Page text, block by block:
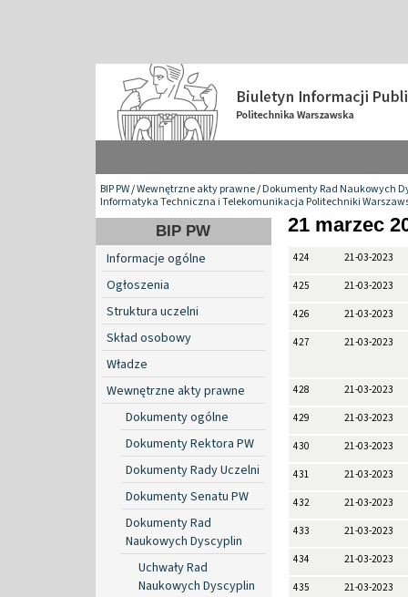
BIP PW/Wewnętrzne akty prawne/Dokumenty Rad Naukowych
Informatyka Techniczna i Telekomunikacja Politechniki
BIP PW
Informacje ogólne
Ogłoszenia
Struktura uczelni
Skład osobowy
Władze
Wewnętrzne akty prawne
Dokumenty ogólne
Dokumenty Rektora PW
Dokumenty Rady Uczelni
Dokumenty Senatu PW
Dokumenty Rad
Naukowych Dyscyplin
Uchwały Rad
Naukowych Dyscyplin
21 marzec
424 21-03-2023
425 21-03-2023
426 21-03-2023
427 21-03-2023
428 21-03-2023
429 21-03-2023
430 21-03-2023
431 21-03-2023
432 21-03-2023
433 21-03-2023
434 21-03-2023
435 21-03-2023